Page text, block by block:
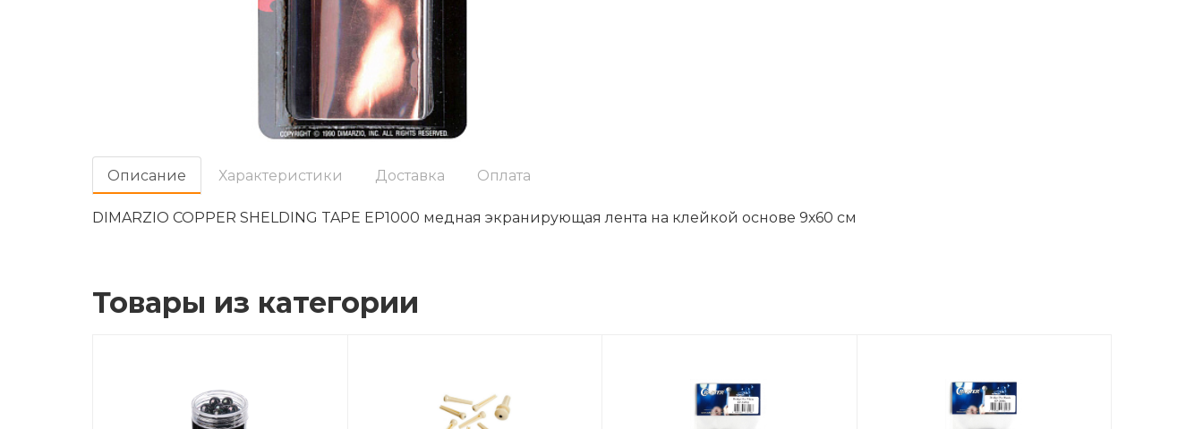
Oписание Характеристики Доставка Оплата
DIMARZIO COPPER SHELDING TAPE EP1000 медная экранирующая лента на клейкой основе 9х60 см
Товары из категории